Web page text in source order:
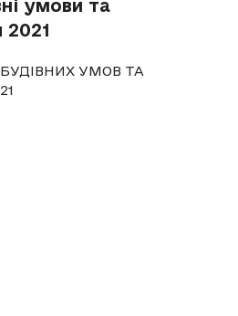
умови та
УМОВ ТА